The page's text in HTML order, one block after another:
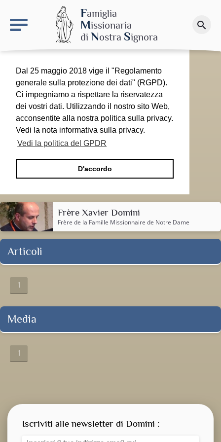
Famiglia
Missionaria
diNostra Signora
search
Fai una donazione
Dal 25 maggio 2018 vige il "Regolamento
generale sulla protezione dei dati" (RGPD).
Ci impegniamo a rispettare la riservatezza
dei vostri dati. Utilizzando il nostro sito Web,
acconsentite alla nostra politica sulla privacy.
Vedi la nota informativa sulla privacy.
Vedi la politica del GPDR
D'accordo
Frère Xavier Domini
Frère de la Famille Missionnaire de Notre Dame
Articoli
1
Media
1
Iscriviti alle newsletter di Domini :